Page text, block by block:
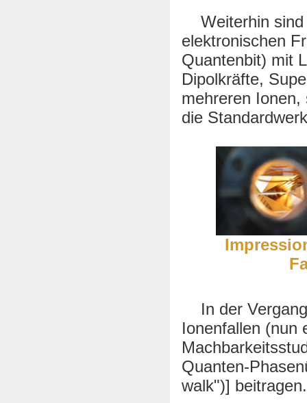
Weiterhin sind
elektronischen
Quantenbit) mit
Dipolkräfte,
mehreren
die
In der
Ionenfallen (nun
Quanten-
walk")] beitragen.